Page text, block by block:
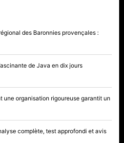
des Baronnies provençales :
de Java en dix jours
une organisation rigoureuse garantit un
complète, test approfondi et avis